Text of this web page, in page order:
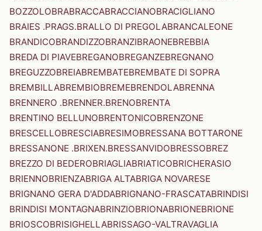
BOZZOLOBRABRACCABRACCIANOBRACIGLIANO
BRAIES .PRAGS.BRALLO DI PREGOLABRANCALEONE
BRANDICOBRANDIZZOBRANZIBRAONEBREBBIA
BREDA DI PIAVEBREGANOBREGANZEBREGNANO
BREGUZZOBREIABREMBATEBREMBATE DI SOPRA
BREMBILLABREMBIOBREMEBRENDOLABRENNA
BRENNERO .BRENNER.BRENOBRENTA
BRENTINO BELLUNOBRENTONICOBRENZONE
BRESCELLOBRESCIABRESIMOBRESSANA BOTTARONE
BRESSANONE .BRIXEN.BRESSANVIDOBRESSOBREZ
BREZZO DI BEDEROBRIAGLIABRIATICOBRICHERASIO
BRIENNOBRIENZABRIGA ALTABRIGA NOVARESE
BRIGNANO GERA D'ADDABRIGNANO-FRASCATABRINDISI
BRINDISI MONTAGNABRINZIOBRIONABRIONEBRIONE
BRIOSCOBRISIGHELLABRISSAGO-VALTRAVAGLIA